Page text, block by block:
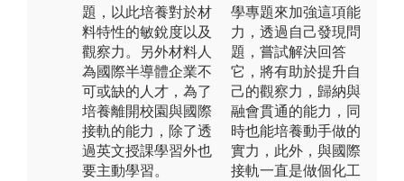
題，以此培養對於材
料特性的敏銳度以及
觀察力。另外材料人
為國際半導體企業不
可或缺的人才，為了
培養離開校園與國際
接軌的能力，除了透
過英文授課學習外也
要主動學習。
學專題來加強這項能
力，透過自己發現問
題，嘗試解決回答
它，將有助於提升自
己的觀察力，歸納與
融會貫通的能力，同
時也能培養動手做的
實力，此外，與國際
接軌一直是做個化工